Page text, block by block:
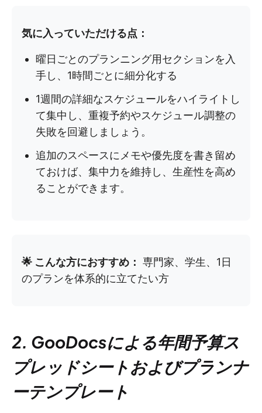
気に入っていただける点：
曜日ごとのプランニング用セクションを入
手し、1時間ごとに細分化する
1週間の詳細なスケジュールをハイライトし
て集中し、重複予約やスケジュール調整の
失敗を回避しましょう。
追加のスペースにメモや優先度を書き留め
ておけば、集中力を維持し、生産性を高め
ることができます。
🌟 こんな方におすすめ： 専門家、学生、1日
のプランを体系的に立てたい方
2. GooDocsによる年間予算ス
プレッドシートおよびプランナ
ーテンプレート